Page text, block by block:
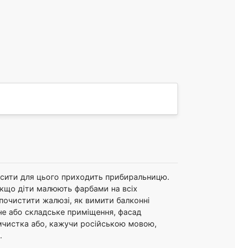
для цього приходить прибиральницю.
діти малюють фарбами на всіх
жалюзі, як вимити балконні
або складське приміщення, фасад
або, кажучи російською мовою,